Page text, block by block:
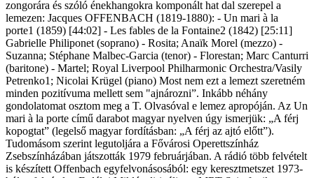
zongorára és szóló énekhangokra komponált hat dal szerepel a
lemezen: Jacques OFFENBACH (1819-1880): - Un mari à la
porte1 (1859) [44:02] - Les fables de la Fontaine2 (1842) [25:11]
Gabrielle Philiponet (soprano) - Rosita; Anaïk Morel (mezzo) -
Suzanna; Stéphane Malbec-Garcia (tenor) - Florestan; Marc Canturri
(baritone) - Martel; Royal Liverpool Philharmonic Orchestra/Vasily
Petrenko1; Nicolai Krügel (piano) Most nem ezt a lemezt szeretném
minden pozitívuma mellett sem "ajnározni”. Inkább néhány
gondolatomat osztom meg a T. Olvasóval e lemez apropóján. Az Un
mari à la porte című darabot magyar nyelven úgy ismerjük: „A férj
kopogtat” (legelső magyar fordításban: „A férj az ajtó előtt”).
Tudomásom szerint legutoljára a Fővárosi Operettszínház
Zsebszínházában játszották 1979 februárjában. A rádió több felvételt
is készített Offenbach egyfelvonásosából: egy keresztmetszet 1973-